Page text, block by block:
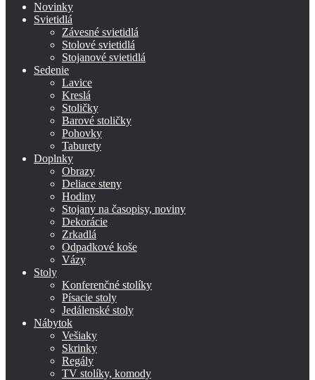
Novinky
Svietidlá
Závesné svietidlá
Stolové svietidlá
Stojanové svietidlá
Sedenie
Lavice
Kreslá
Stoličky
Barové stoličky
Pohovky
Taburety
Doplnky
Obrazy
Deliace steny
Hodiny
Stojany na časopisy, noviny
Dekorácie
Zrkadlá
Odpadkové koše
Vázy
Stoly
Konferenčné stolíky
Písacie stoly
Jedálenské stoly
Nábytok
Vešiaky
Skrinky
Regály
TV stolíky, komody